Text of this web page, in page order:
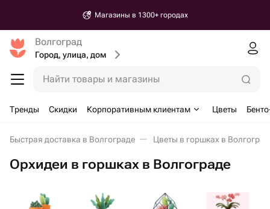
Магазины в 1300+ городах
Волгоград
Город, улица, дом
Найти товары и магазины
Тренды Скидки Корпоративным клиентам Цветы
Быстрая доставка в Волгограде Цветы в горшках в
Орхидеи в горшках в Волгограде